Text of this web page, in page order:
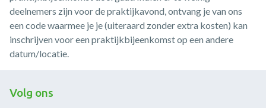
deelnemers zijn voor de praktijkavond, ontvang je van ons
een code waarmee je je (uiteraard zonder extra kosten) kan
inschrijven voor een praktijkbijeenkomst op een andere
datum/locatie.
Volg ons